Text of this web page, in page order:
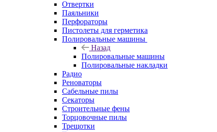
Отвертки
Паяльники
Перфораторы
Пистолеты для герметика
Полировальные машины
Назад
Полировальные машины
Полировальные накладки
Радио
Реноваторы
Сабельные пилы
Секаторы
Строительные фены
Торцовочные пилы
Трещотки